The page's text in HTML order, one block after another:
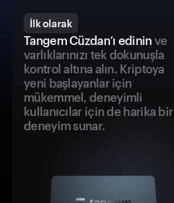
İlk olarak
Tangem Cüzdan’ı edinin ve
varlıklarınızı tek dokunuşla
kontrol altına alın. Kriptoya
yeni başlayanlar için
mükemmel, deneyimli
kullanıcılar için de harika bir
deneyim sunar.